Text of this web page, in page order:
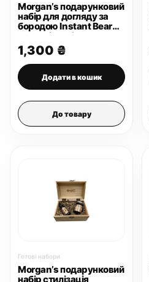
Morgan’s подарунковий
набір для догляду за
бородою Instant Beard
Darkening Kit
1,300 ₴
Додати в кошик
До товару
Готові набори
Morgan’s подарунковий
набір стилізація